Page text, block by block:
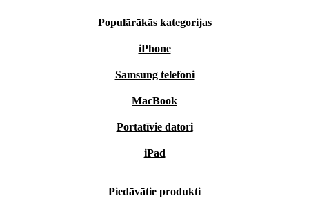
Populārākās kategorijas
iPhone
Samsung telefoni
MacBook
Portatīvie datori
iPad
Piedāvātie produkti